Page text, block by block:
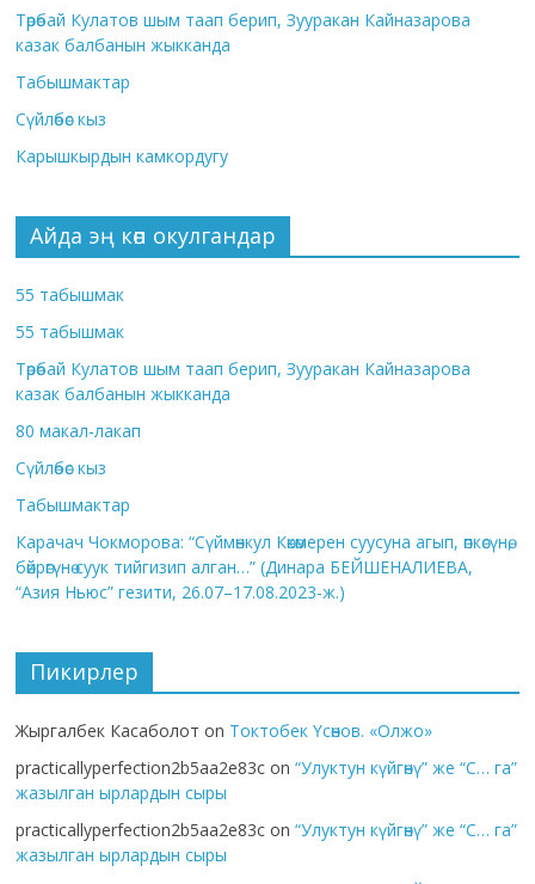
Төрөбай Кулатов шым таап берип, Зууракан Кайназарова
казак балбанын жыкканда
Табышмактар
Сүйлөбөс кыз
Карышкырдын камкордугу
Айда эң көп окулгандар
55 табышмак
55 табышмак
Төрөбай Кулатов шым таап берип, Зууракан Кайназарова
казак балбанын жыкканда
80 макал-лакап
Сүйлөбөс кыз
Табышмактар
Карачач Чокморова: “Сүймөнкул Көкөмерен суусуна агып, өпкөсүнө,
бөйрөгүнө суук тийгизип алган…” (Динара БЕЙШЕНАЛИЕВА,
“Азия Ньюс” гезити, 26.07–17.08.2023-ж.)
Пикирлер
Жыргалбек Касаболот on Токтобек Үсөнов. «Олжо»
practicallyperfection2b5aa2e83c on“Улуктун күйгөнү” же “С… га”
жазылган ырлардын сыры
practicallyperfection2b5aa2e83c on“Улуктун күйгөнү” же “С… га”
жазылган ырлардын сыры